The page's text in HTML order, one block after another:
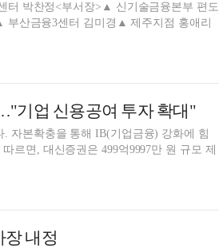
박찬정<부서장>▲ 신기술금융본부 편도
기업 신용공여 투자 확대"
자본확충을 통해 IB(기업금융) 강화에 힘
장 내정